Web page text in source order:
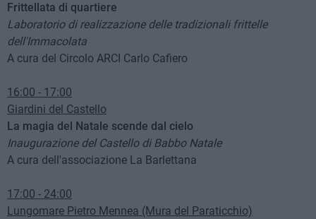
Frittellata di quartiere
Laboratorio di realizzazione delle tradizionali frittelle
dell'Immacolata
A cura del Circolo ARCI Carlo Cafiero
16:00 - 17:00
Giardini del Castello
La magia del Natale scende dal cielo
Inaugurazione del Castello di Babbo Natale
A cura dell'associazione La Barlettana
17:00 - 24:00
Lungomare Pietro Mennea (Mura del Paraticchio)